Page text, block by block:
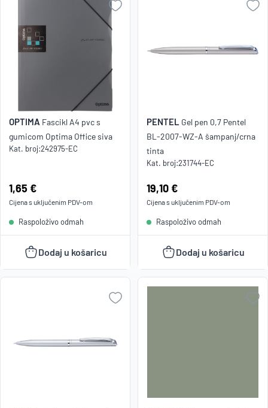
OPTIMA Fascikl A4 pvc s
gumicom Optima Office siva
Kat. broj:242975-EC
Cijena:
1,65 €
Cijena s uključenim PDV-om
Raspoloživo odmah
Dodaj u košaricu
PENTEL Gel pen 0,7 Pentel
BL-2007-WZ-A šampanj/crna
tinta
Kat. broj:231744-EC
Cijena:
19,10 €
Cijena s uključenim PDV-om
Raspoloživo odmah
Dodaj u košaricu